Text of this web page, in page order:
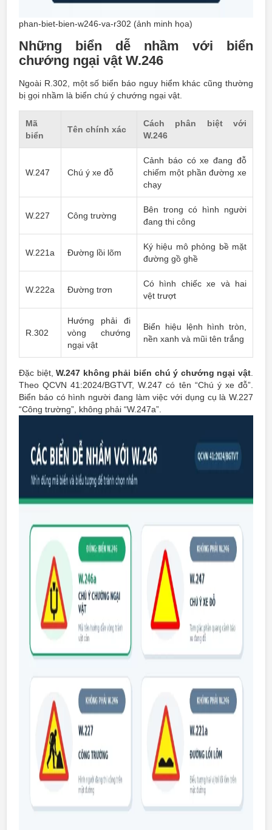
phan-biet-bien-w246-va-r302 (ảnh minh họa)
Những biển dễ nhầm với biển
chướng ngại vật W.246
Ngoài R.302, một số biển báo nguy hiểm khác cũng thường
bị gọi nhầm là biển chú ý chướng ngại vật.
Mã
biển
Tên chính xác
Cách phân biệt với
W.246
W.247 Chú ý xe đỗ
Cảnh báo có xe đang đỗ
chiếm một phần đường xe
chạy
W.227 Công trường
Bên trong có hình người
đang thi công
W.221a Đường lồi lõm
Ký hiệu mô phỏng bề mặt
đường gồ ghề
W.222a Đường trơn
Có hình chiếc xe và hai
vệt trượt
R.302
Hướng phải đi
vòng chướng
ngại vật
Biển hiệu lệnh hình tròn,
nền xanh và mũi tên trắng
Đặc biệt,W.247 không phải biển chú ý chướng ngại vật
Theo QCVN 41:2024/BGTVT, W.247 có tên “Chú ý xe đỗ”.
Biển báo có hình người đang làm việc với dụng cụ là W.227
“Công trường”, không phải “W.247a”.